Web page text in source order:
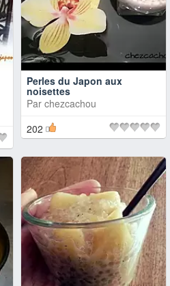
Perles du Japon aux
noisettes
Par chezcachou
202